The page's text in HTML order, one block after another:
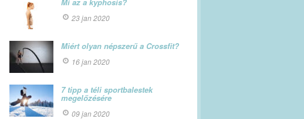
23 jan 2020
Miért olyan népszerű a Crossfit?
16 jan 2020
7 tipp a téli sportbalestek
megelőzésére
09 jan 2020